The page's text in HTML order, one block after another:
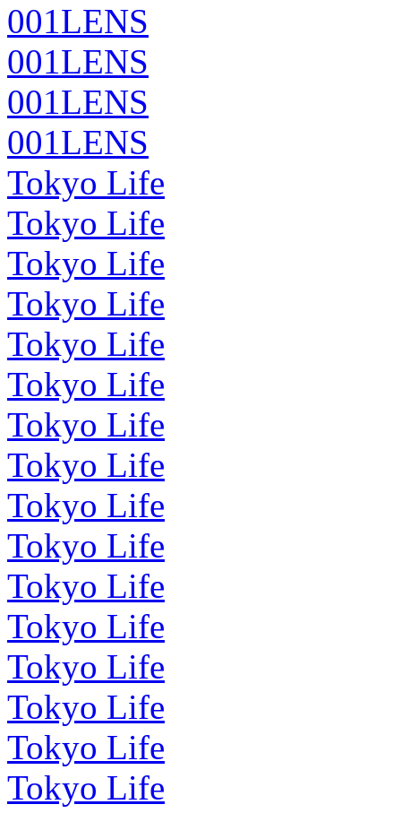
001LENS
001LENS
001LENS
001LENS
Tokyo Life
Tokyo Life
Tokyo Life
Tokyo Life
Tokyo Life
Tokyo Life
Tokyo Life
Tokyo Life
Tokyo Life
Tokyo Life
Tokyo Life
Tokyo Life
Tokyo Life
Tokyo Life
Tokyo Life
Tokyo Life